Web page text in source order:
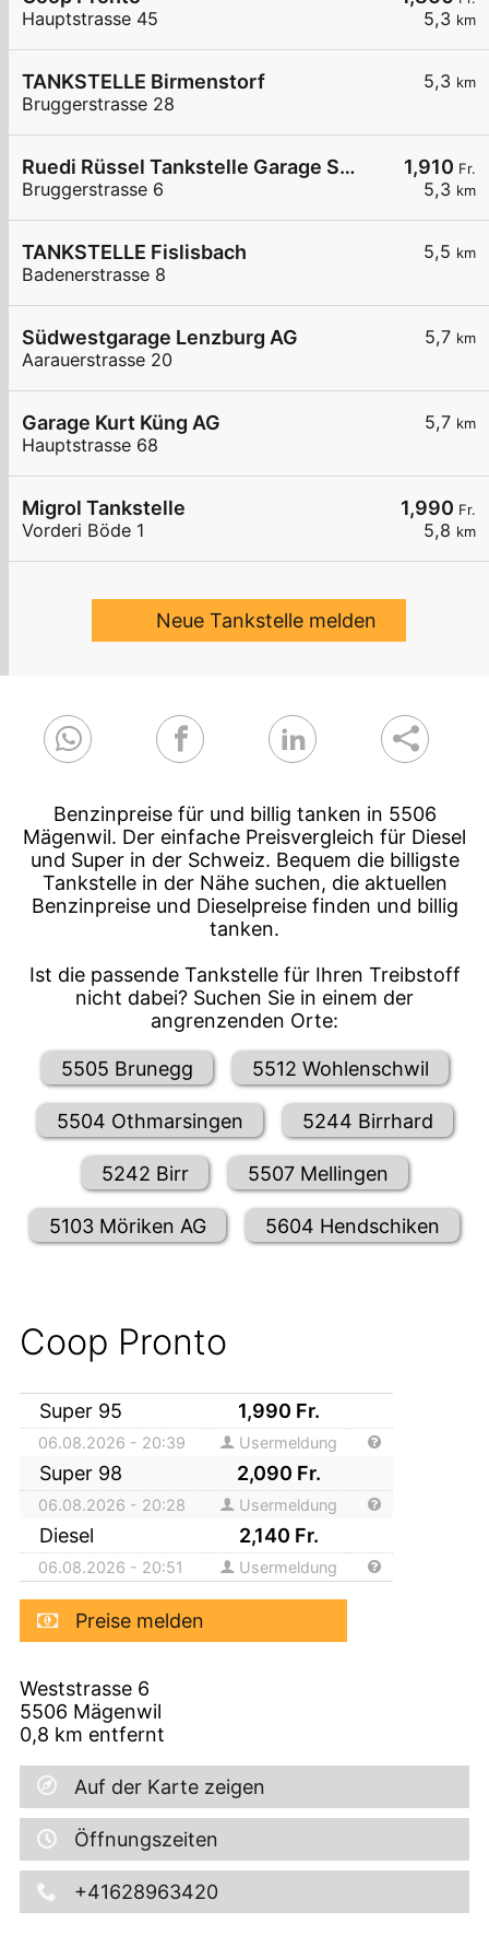
5,3 km
Hauptstrasse 45
5,3 km
TANKSTELLE Birmenstorf
Bruggerstrasse 28
1,910 Fr.
5,3 km
Ruedi Rüssel Tankstelle Garage Schneider
Bruggerstrasse 6
5,5 km
TANKSTELLE Fislisbach
Badenerstrasse 8
5,7 km
Südwestgarage Lenzburg AG
Aarauerstrasse 20
5,7 km
Garage Kurt Küng AG
Hauptstrasse 68
1,990 Fr.
5,8 km
Migrol Tankstelle
Vorderi Böde 1
Neue Tankstelle melden
Benzinpreise für und billig tanken in 5506
Mägenwil. Der einfache Preisvergleich für Diesel
und Super in der Schweiz. Bequem die billigste
Tankstelle in der Nähe suchen, die aktuellen
Benzinpreise und Dieselpreise finden und billig
tanken.
Ist die passende Tankstelle für Ihren Treibstoff
nicht dabei? Suchen Sie in einem der
angrenzenden Orte:
5505 Brunegg 5512 Wohlenschwil
5504 Othmarsingen 5244 Birrhard
5242 Birr 5507 Mellingen
5103 Möriken AG 5604 Hendschiken
Coop Pronto
Super 95 1,990 Fr.
06.08.2026 - 20:39 Usermeldung
Super 98 2,090 Fr.
06.08.2026 - 20:28 Usermeldung
Diesel 2,140 Fr.
06.08.2026 - 20:51 Usermeldung
Preise melden
Weststrasse 6
5506 Mägenwil
0,8 km entfernt
Auf der Karte zeigen
Öffnungszeiten
+41628963420